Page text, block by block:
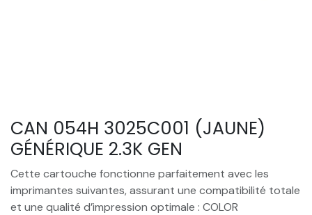
CAN 054H 3025C001 (JAUNE)
GÉNÉRIQUE 2.3K GEN
Cette cartouche fonctionne parfaitement avec les
imprimantes suivantes, assurant une compatibilité totale
et une qualité d’impression optimale : COLOR